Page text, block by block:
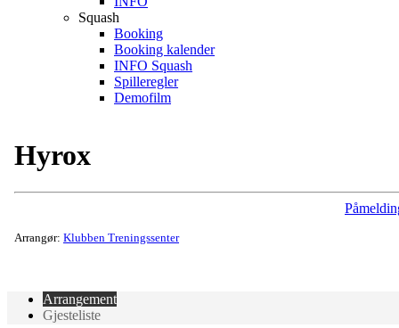
Squash
Booking
Booking kalender
INFO Squash
Spilleregler
Demofilm
Hyrox
Arrangør: Klubben Treningssenter
Arrangement
Gjesteliste